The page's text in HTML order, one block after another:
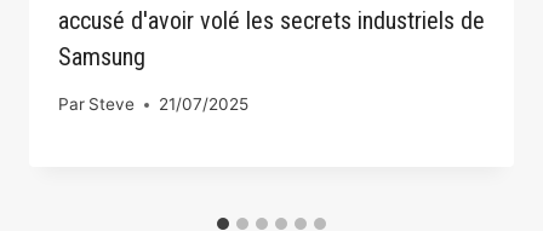
accusé d'avoir volé les secrets industriels de
Samsung
Par Steve 21/07/2025